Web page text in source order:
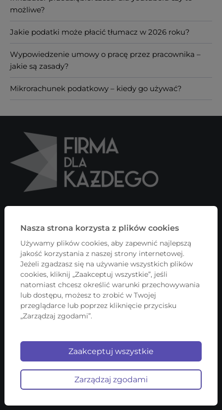
możliwe?
Jakie podatki może płacić tłumacz w 2026 roku?
Wypowiedzenie umowy o pracę przez pracownika –
jakie są zasady?
Mikrorachunek podatkowy – kiedy go używać?
Dla Pracodawców
Cudzoziemcy
Kontakt
FAQ
Blog
Regulamin
Opłaty
Nasza strona korzysta z plików cookies
Używamy plików cookies, aby zapewnić najlepszą
jakość korzystania z naszej strony internetowej.
Jeżeli zgadzasz się na używanie wszystkich plików
cookies, kliknij „Zaakceptuj wszystkie”, jeśli
natomiast chcesz określić warunki przechowywania
lub dostępu, możesz to zrobić w Twojej
przeglądarce lub poprzez kliknięcie przycisku
„Zarządzaj zgodami”.
Zaakceptuj wszystkie
Zarządzaj zgodami